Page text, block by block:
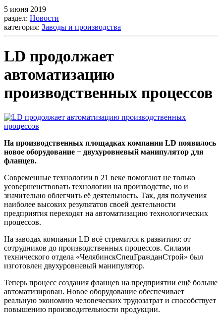
5 июня 2019
раздел: Новости
категория: Заводы и производства
LD продолжает
автоматизацию
производственных процессов
На производственных площадках компании LD появилось
новое оборудование − двухуровневый манипулятор для
фланцев.
Современные технологии в 21 веке помогают не только
усовершенствовать технологии на производстве, но и
значительно облегчить её деятельность. Так, для получения
наиболее высоких результатов своей деятельности
предприятия переходят на автоматизацию технологических
процессов.
На заводах компании LD всё стремится к развитию: от
сотрудников до производственных процессов. Силами
технического отдела «ЧелябинскСпецГражданСтрой» был
изготовлен двухуровневый манипулятор.
Теперь процесс создания фланцев на предприятии ещё больше
автоматизирован. Новое оборудование обеспечивает
реальную экономию человеческих трудозатрат и способствует
повышению производительности продукции.